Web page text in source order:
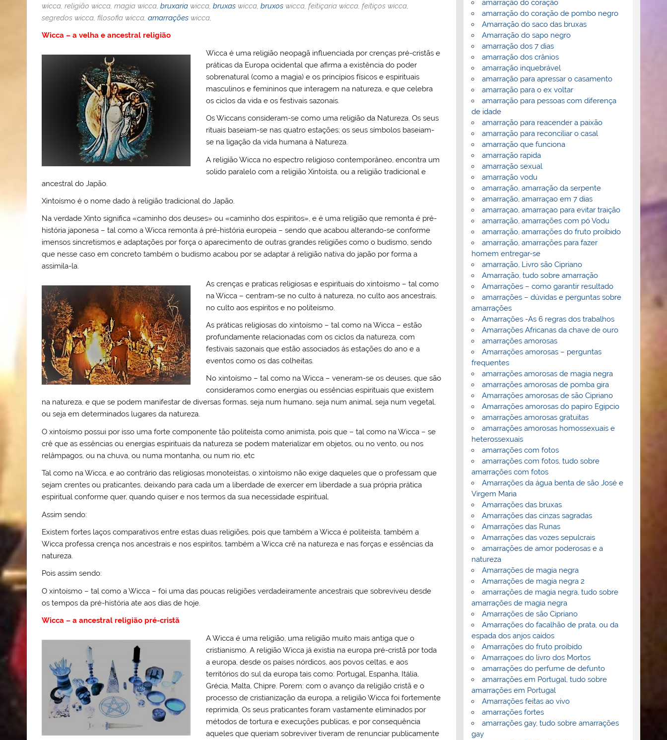
o
M
ai
l
b
o
o
k
st A
p
p
e
ss
k.
c
m
dI r
wicca, religião wicca, magia wicca,bruxaria wicca,bruxas wicca,bruxos wicca, feitiçaria wicca, feitiços wicca,
segredos wicca, filosofia wicca,amarrações wicca,
Wicca – a velha e ancestral religião
Wicca é uma religião neopagã influenciada por crenças pré-cristãs e
práticas da Europa ocidental que afirma a existência do poder
sobrenatural (como a magia) e os princípios físicos e espirituais
masculinos e femininos que interagem na natureza, e que celebra
os ciclos da vida e os festivais sazonais.
Os Wiccans consideram-se como uma religião da Natureza. Os seus
rituais baseiam-se nas quatro estações; os seus símbolos baseiam-
se na ligação da vida humana à Natureza.
A religião Wicca no espectro religioso contemporâneo, encontra um
solido paralelo com a religião Xintoísta, ou a religião tradicional e
ancestral do Japão.
Xintoísmo é o nome dado à religião tradicional do Japão.
Na verdade Xinto significa «caminho dos deuses» ou «caminho dos espíritos», e é uma religião que remonta é pré-
história japonesa – tal como a Wicca remonta á pré-história europeia – sendo que acabou alterando-se conforme
imensos sincretismos e adaptações por força o aparecimento de outras grandes religiões como o budismo, sendo
que nesse caso em concreto também o budismo acabou por se adaptar á religião nativa do japão por forma a
assimila-la.
As crenças e praticas religiosas e espirituais do xintoísmo – tal como
na Wicca – centram-se no culto á natureza, no culto aos ancestrais,
no culto aos espíritos e no politeísmo.
As práticas religiosas do xintoísmo – tal como na Wicca – estão
profundamente relacionadas com os ciclos da natureza, com
festivais sazonais que estão associados ás estações do ano e a
eventos como os das colheitas.
No xintoísmo – tal como na Wicca – veneram-se os deuses, que são
consideramos como energias ou essências espirituais que existem
na natureza, e que se podem manifestar de diversas formas, seja num humano, seja num animal, seja num vegetal,
ou seja em determinados lugares da natureza.
O xintoísmo possui por isso uma forte componente tão politeísta como animista, pois que – tal como na Wicca – se
crê que as essências ou energias espirituais da natureza se podem materializar em objetos, ou no vento, ou nos
relâmpagos, ou na chuva, ou numa montanha, ou num rio, etc
Tal como na Wicca, e ao contrário das religiosas monoteístas, o xintoísmo não exige daqueles que o professam que
sejam crentes ou praticantes, deixando para cada um a liberdade de exercer em liberdade a sua própria prática
espiritual conforme quer, quando quiser e nos termos da sua necessidade espiritual.
Assim sendo:
Existem fortes laços comparativos entre estas duas religiões, pois que também a Wicca é politeísta, também a
Wicca professa crença nos ancestrais e nos espíritos, também a Wicca crê na natureza e nas forças e essências da
natureza.
Pois assim sendo:
O xintoísmo – tal como a Wicca – foi uma das poucas religiões verdadeiramente ancestrais que sobreviveu desde
os tempos da pré-história ate aos dias de hoje.
Wicca – a ancestral religião pré-cristã
A Wicca é uma religião, uma religião muito mais antiga que o
cristianismo. A religião Wicca já existia na europa pré-cristã por toda
a europa, desde os países nórdicos, aos povos celtas, e aos
territórios do sul da europa tais como: Portugal, Espanha, Itália,
Grécia, Malta, Chipre. Porem: com o avanço da religião cristã e o
processo de cristianização da europa, a religião Wicca foi fortemente
reprimida. Os seus praticantes foram vastamente eliminados por
métodos de tortura e execuções publicas, e por consequência
aqueles que queriam sobreviver tiveram de renunciar publicamente
amarração do coração
amarração do coração de pombo negro
Amarração do saco das bruxas
Amarração do sapo negro
amarração dos 7 dias
amarração dos crânios
amarração inquebrável
amarração para apressar o casamento
amarração para o ex voltar
amarração para pessoas com diferença
de idade
amarração para reacender a paixão
amarração para reconciliar o casal
amarração que funciona
amarração rapida
amarração sexual
amarração vodu
amarração, amarração da serpente
amarração, amarraçao em 7 dias
amarraçao, amarraçao para evitar traição
amarração, amarrações com pó Vodu
amarração, amarrações do fruto proibido
amarração, amarrações para fazer
homem entregar-se
amarração, Livro são Cipriano
Amarração, tudo sobre amarração
Amarrações – como garantir resultado
amarrações – dúvidas e perguntas sobre
amarrações
Amarrações -As 6 regras dos trabalhos
Amarrações Africanas da chave de ouro
amarrações amorosas
Amarrações amorosas – perguntas
frequentes
amarrações amorosas de magia negra
amarrações amorosas de pomba gira
Amarrações amorosas de são Cipriano
Amarrações amorosas do papiro Egipcio
amarrações amorosas gratuitas
amarrações amorosas homossexuais e
heterossexuais
amarrações com fotos
amarrações com fotos, tudo sobre
amarrações com fotos
Amarrações da água benta de são José e
Virgem Maria
Amarrações das bruxas
Amarrações das cinzas sagradas
Amarrações das Runas
Amarrações das vozes sepulcrais
amarrações de amor poderosas e a
natureza
Amarrações de magia negra
Amarrações de magia negra 2
amarrações de magia negra, tudo sobre
amarrações de magia negra
Amarrações de são Cipriano
Amarrações do facalhão de prata, ou da
espada dos anjos caídos
Amarrações do fruto proibido
Amarraçoes do livro dos Mortos
amarrações do perfume de defunto
amarrações em Portugal, tudo sobre
amarrações em Portugal
Amarrações feitas ao vivo
amarrações fortes
amarrações gay, tudo sobre amarrações
gay